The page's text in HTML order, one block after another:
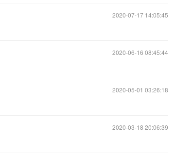
2020-07-17 14:05:45
2020-06-16 08:45:44
2020-05-01 03:26:18
2020-03-18 20:06:39